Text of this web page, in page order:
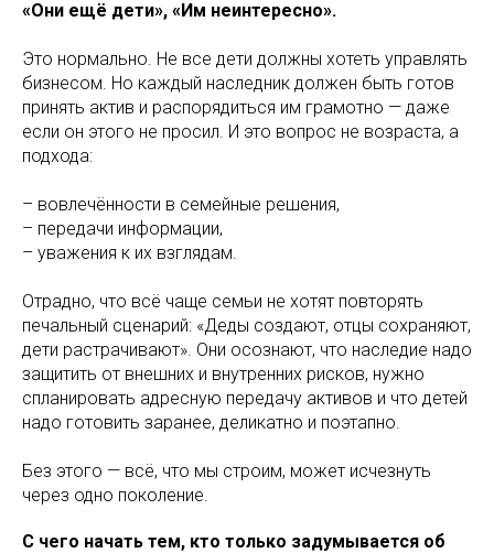
«Они ещё дети», «Им неинтересно».
Это нормально. Не все дети должны хотеть управлять
бизнесом. Но каждый наследник должен быть готов
принять актив и распорядиться им грамотно — даже
если он этого не просил. И это вопрос не возраста, а
подхода:
– вовлечённости в семейные решения,
– передачи информации,
– уважения к их взглядам.
Отрадно, что всё чаще семьи не хотят повторять
печальный сценарий: «Деды создают, отцы сохраняют,
дети растрачивают». Они осознают, что наследие надо
защитить от внешних и внутренних рисков, нужно
спланировать адресную передачу активов и что детей
надо готовить заранее, деликатно и поэтапно.
Без этого — всё, что мы строим, может исчезнуть
через одно поколение.
С чего начать тем, кто только задумывается об